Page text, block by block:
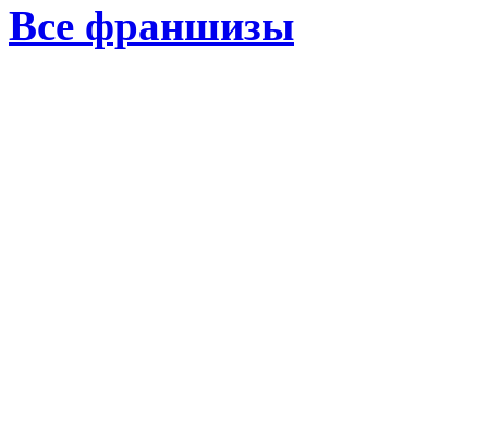
Все франшизы